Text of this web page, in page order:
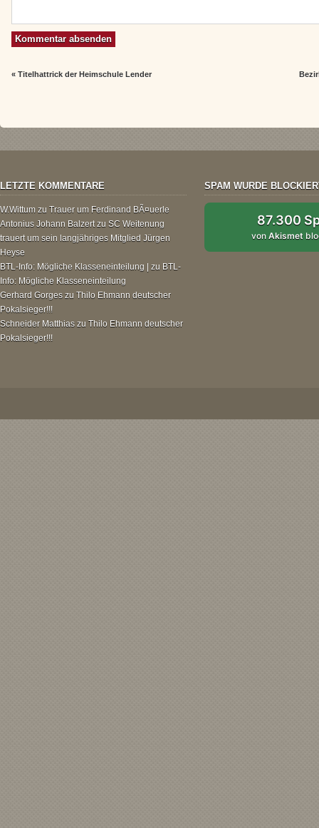
«Titelhattrick der Heimschule Lender
LETZTE KOMMENTARE
W.Wittum zu Trauer um Ferdinand BÃ¤uerle
Antonius Johann Balzertzu SC Weitenung
trauert um sein langjähriges Mitglied Jürgen
Heyse
BTL-Info: Mögliche Klasseneinteilung |
zu BTL-
Info: Mögliche Klasseneinteilung
Gerhard Gorges zu Thilo Ehmann deutscher
Pokalsieger!!!
Schneider Matthias zu Thilo Ehmann deutscher
Pokalsieger!!!
SPAM WURDE
87.300
vonAkismet